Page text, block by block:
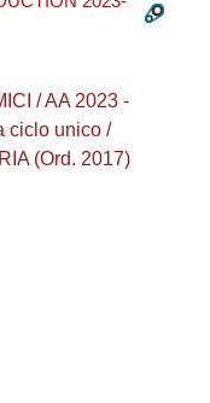
/ AA 2023 -
ciclo unico /
(Ord. 2017)